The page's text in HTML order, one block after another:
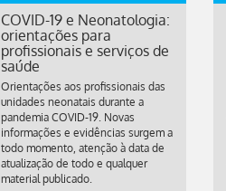
COVID-19 e Neonatologia:
orientações para
profissionais e serviços de
saúde
Orientações aos profissionais das
unidades neonatais durante a
pandemia COVID-19. Novas
informações e evidências surgem a
todo momento, atenção à data de
atualização de todo e qualquer
material publicado.